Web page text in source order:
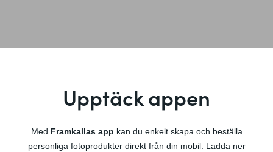
Upptäck appen
Med Framkallas app kan du enkelt skapa och beställa
personliga fotoprodukter direkt från din mobil. Ladda ner